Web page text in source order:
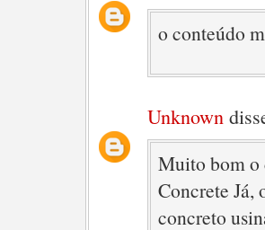
o conteúdo
Unknown
Muito bom o
Concrete Já,
concreto